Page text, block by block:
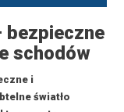
bezpieczne
schodów
i
światło